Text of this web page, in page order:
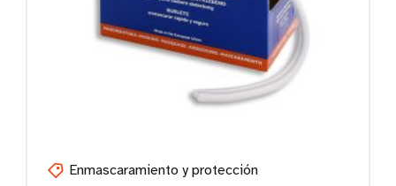
Enmascaramiento y protección